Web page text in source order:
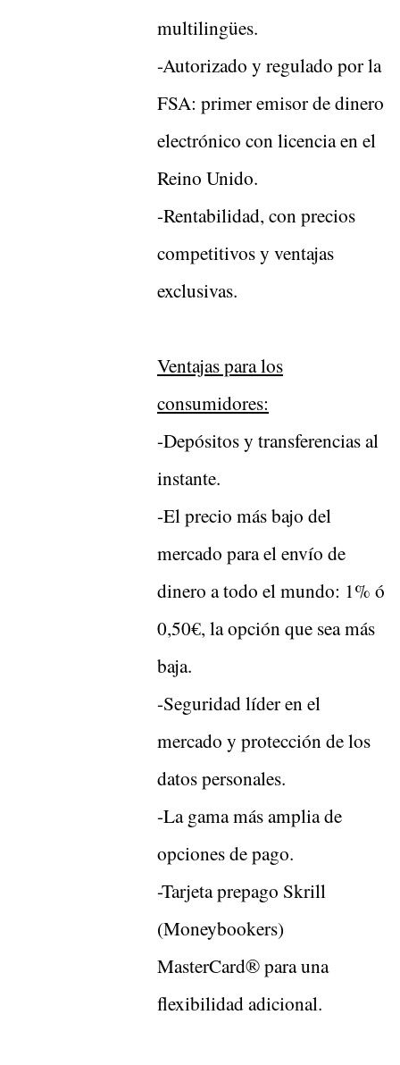
multilingües.
-Autorizado y regulado por la
FSA: primer emisor de dinero
electrónico con licencia en el
Reino Unido.
-Rentabilidad, con precios
competitivos y ventajas
exclusivas.
Ventajas para los
consumidores:
-Depósitos y transferencias al
instante.
-El precio más bajo del
mercado para el envío de
dinero a todo el mundo: 1% ó
0,50€, la opción que sea más
baja.
-Seguridad líder en el
mercado y protección de los
datos personales.
-La gama más amplia de
opciones de pago.
-Tarjeta prepago Skrill
(Moneybookers)
MasterCard® para una
flexibilidad adicional.